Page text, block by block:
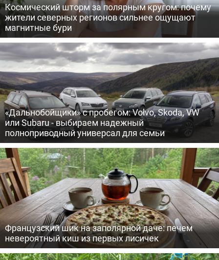
Космический шторм за полярным кругом: почему
жители северных регионов сильнее ощущают
магнитные бури
«Дальнобойщики» с пробегом: Volvo, Skoda, VW
или Subaru - выбираем надежный
полноприводный универсал для семьи
Французский шик на заполярной даче: печем
невероятный киш из первых лисичек